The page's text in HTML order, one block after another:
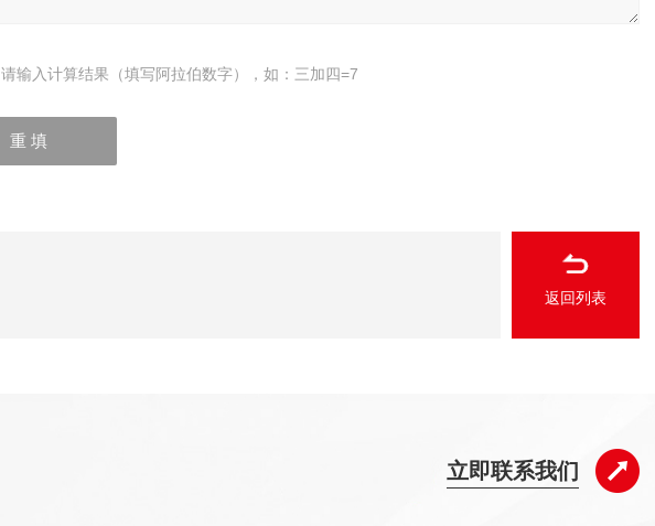
请输入计算结果（填写阿拉伯数字），如：三加四=7
返回列表
立即联系我们